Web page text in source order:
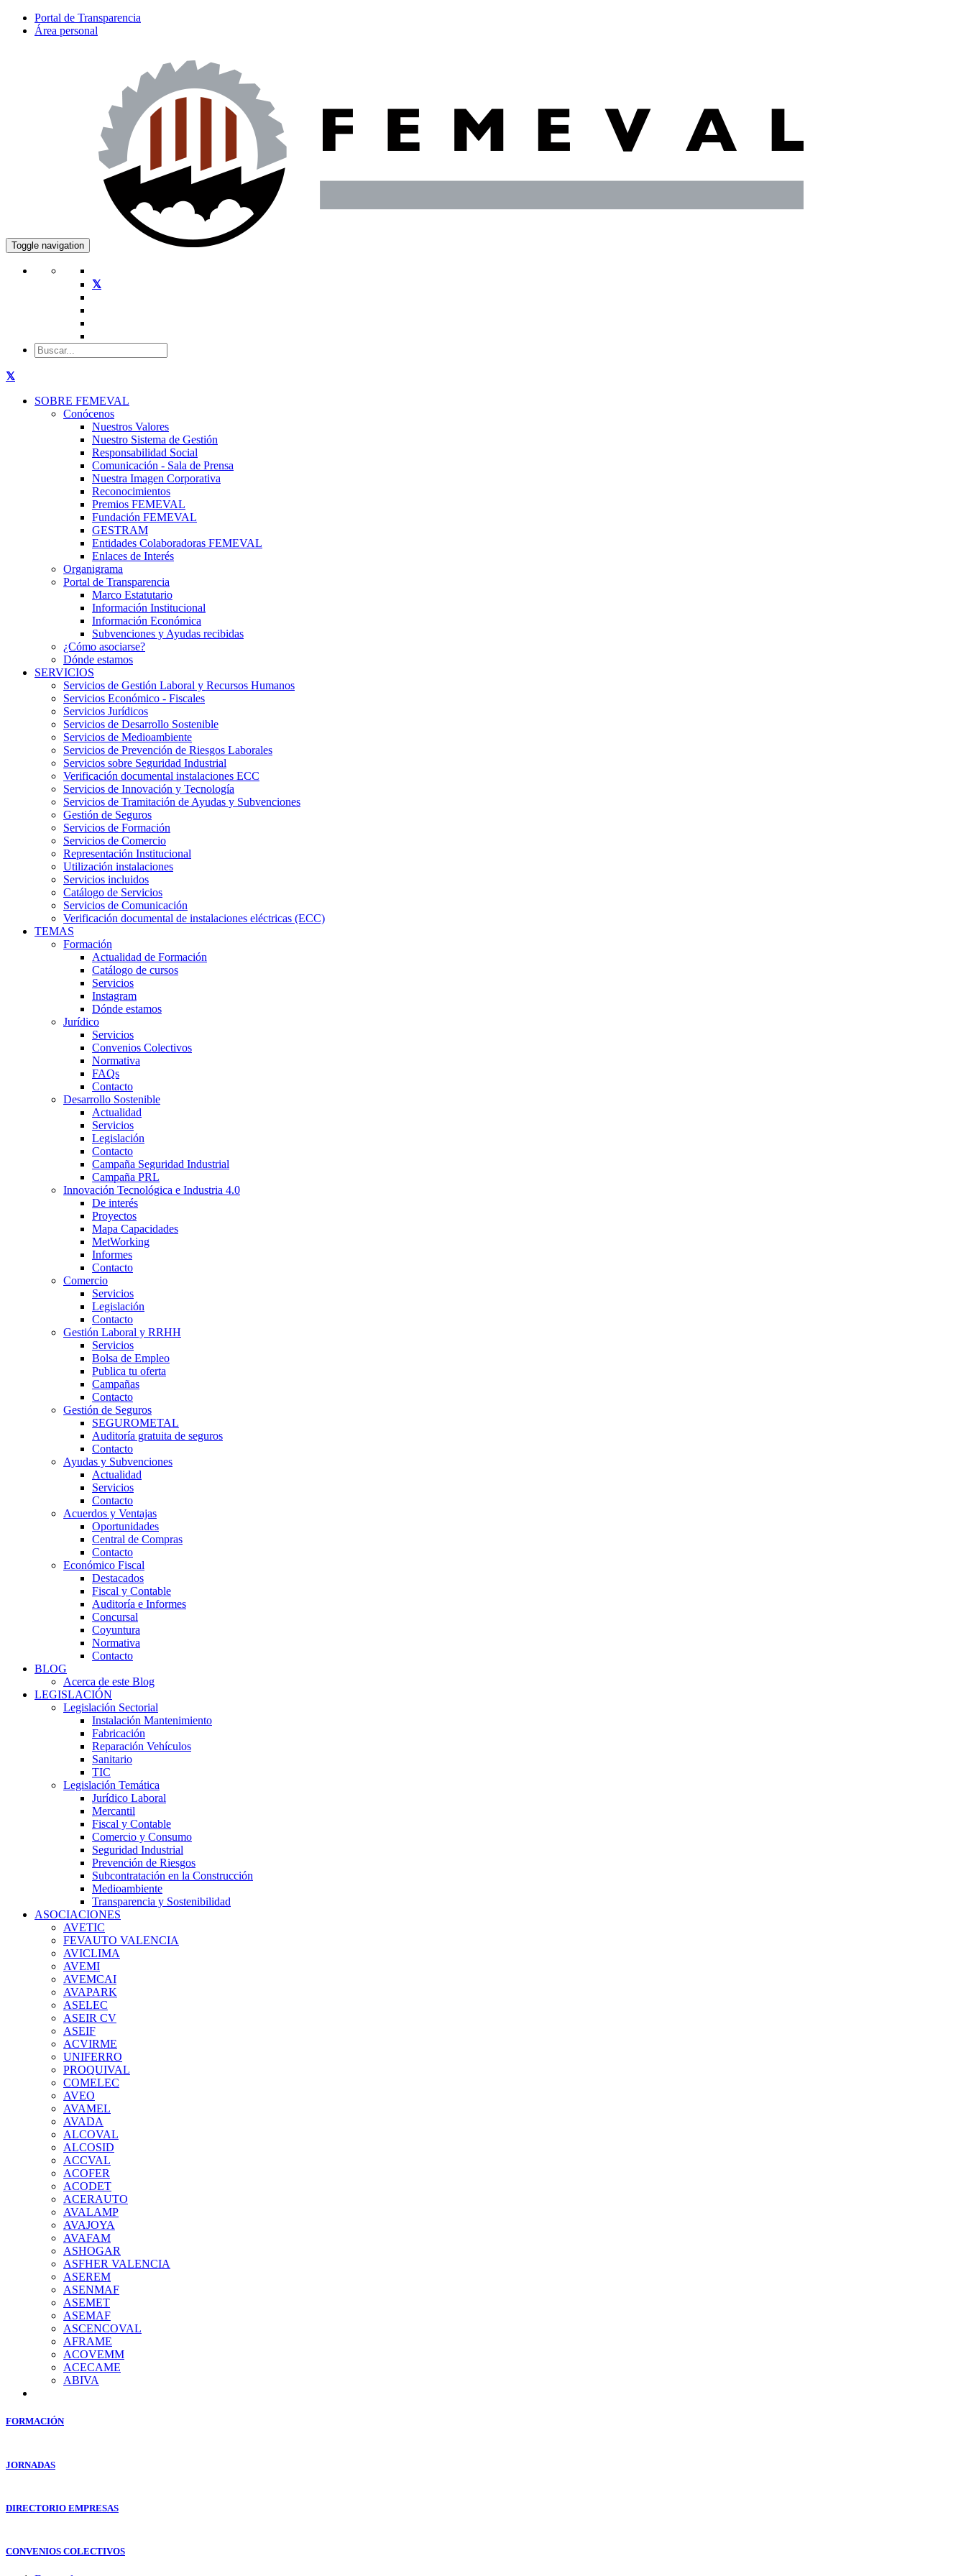
Portal de Transparencia
Área personal
Toggle navigation
SOBRE FEMEVAL
Conócenos
Nuestros Valores
Nuestro Sistema de Gestión
Responsabilidad Social
Comunicación - Sala de Prensa
Nuestra Imagen Corporativa
Reconocimientos
Premios FEMEVAL
Fundación FEMEVAL
GESTRAM
Entidades Colaboradoras FEMEVAL
Enlaces de Interés
Organigrama
Portal de Transparencia
Marco Estatutario
Información Institucional
Información Económica
Subvenciones y Ayudas recibidas
¿Cómo asociarse?
Dónde estamos
SERVICIOS
Servicios de Gestión Laboral y Recursos Humanos
Servicios Económico - Fiscales
Servicios Jurídicos
Servicios de Desarrollo Sostenible
Servicios de Medioambiente
Servicios de Prevención de Riesgos Laborales
Servicios sobre Seguridad Industrial
Verificación documental instalaciones ECC
Servicios de Innovación y Tecnología
Servicios de Tramitación de Ayudas y Subvenciones
Gestión de Seguros
Servicios de Formación
Servicios de Comercio
Representación Institucional
Utilización instalaciones
Servicios incluidos
Catálogo de Servicios
Servicios de Comunicación
Verificación documental de instalaciones eléctricas (ECC)
TEMAS
Formación
Actualidad de Formación
Catálogo de cursos
Servicios
Instagram
Dónde estamos
Jurídico
Servicios
Convenios Colectivos
Normativa
FAQs
Contacto
Desarrollo Sostenible
Actualidad
Servicios
Legislación
Contacto
Campaña Seguridad Industrial
Campaña PRL
Innovación Tecnológica e Industria 4.0
De interés
Proyectos
Mapa Capacidades
MetWorking
Informes
Contacto
Comercio
Servicios
Legislación
Contacto
Gestión Laboral y RRHH
Servicios
Bolsa de Empleo
Publica tu oferta
Campañas
Contacto
Gestión de Seguros
SEGUROMETAL
Auditoría gratuita de seguros
Contacto
Ayudas y Subvenciones
Actualidad
Servicios
Contacto
Acuerdos y Ventajas
Oportunidades
Central de Compras
Contacto
Económico Fiscal
Destacados
Fiscal y Contable
Auditoría e Informes
Concursal
Coyuntura
Normativa
Contacto
BLOG
Acerca de este Blog
LEGISLACIÓN
Legislación Sectorial
Instalación Mantenimiento
Fabricación
Reparación Vehículos
Sanitario
TIC
Legislación Temática
Jurídico Laboral
Mercantil
Fiscal y Contable
Comercio y Consumo
Seguridad Industrial
Prevención de Riesgos
Subcontratación en la Construcción
Medioambiente
Transparencia y Sostenibilidad
ASOCIACIONES
AVETIC
FEVAUTO VALENCIA
AVICLIMA
AVEMI
AVEMCAI
AVAPARK
ASELEC
ASEIR CV
ASEIF
ACVIRME
UNIFERRO
PROQUIVAL
COMELEC
AVEO
AVAMEL
AVADA
ALCOVAL
ALCOSID
ACCVAL
ACOFER
ACODET
ACERAUTO
AVALAMP
AVAJOYA
AVAFAM
ASHOGAR
ASFHER VALENCIA
ASEREM
ASENMAF
ASEMET
ASEMAF
ASCENCOVAL
AFRAME
ACOVEMM
ACECAME
ABIVA
FORMACIÓN
JORNADAS
DIRECTORIO EMPRESAS
CONVENIOS COLECTIVOS